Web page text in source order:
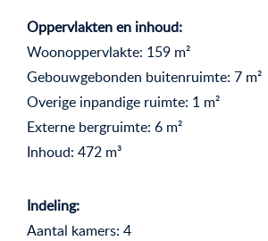
Oppervlakten en inhoud:
Woonoppervlakte: 159 m²
Gebouwgebonden buitenruimte: 7 m²
Overige inpandige ruimte: 1 m²
Externe bergruimte: 6 m²
Inhoud: 472 m³
Indeling:
Aantal kamers: 4